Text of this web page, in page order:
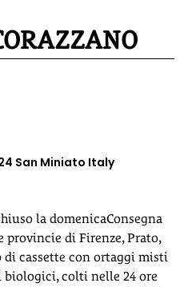
San Miniato Italy
la domenicaConsegna
di Firenze, Prato,
di cassette con ortaggi misti
colti nelle 24 ore